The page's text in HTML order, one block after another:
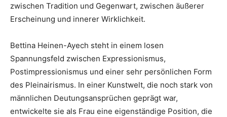
zwischen Tradition und Gegenwart, zwischen äußerer
Erscheinung und innerer Wirklichkeit.
Bettina Heinen-Ayech steht in einem losen
Spannungsfeld zwischen Expressionismus,
Postimpressionismus und einer sehr persönlichen Form
des Pleinairismus. In einer Kunstwelt, die noch stark von
männlichen Deutungsansprüchen geprägt war,
entwickelte sie als Frau eine eigenständige Position, die